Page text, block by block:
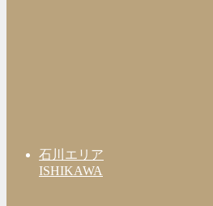
石川エリア
ISHIKAWA